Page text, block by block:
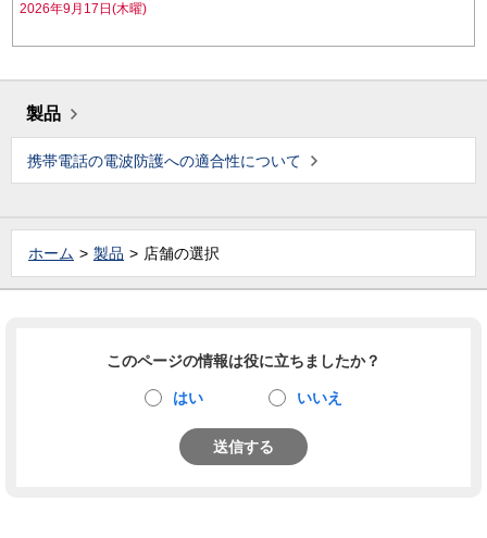
2026年9月17日(木曜)
製品
携帯電話の電波防護への適合性について
ホーム 製品 店舗の選択
このページの情報は役に立ちましたか？
はい いいえ
送信する